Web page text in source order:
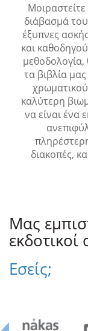
διάβασμά
έξυπνες
και
τα βιβλία
καλύτερη
να είναι ένα
διακοπές,
Μας
εκδοτικοί
Εσείς;